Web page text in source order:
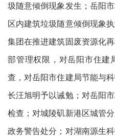
圾随意倾倒现象发生；岳阳
区内建筑垃圾随意倾倒现象
集团在推进建筑固废资源化
部管理权限，对岳阳市住建
查，对岳阳市住建局节能与
长汪旭明予以诫勉；对岳阳
检查；对城陵矶新港区城管
政务警告处分；对湖南源生